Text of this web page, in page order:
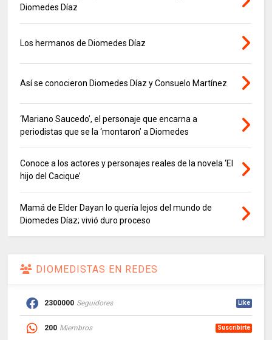
Diomedes Díaz
Los hermanos de Diomedes Díaz
Así se conocieron Diomedes Díaz y Consuelo Martínez
‘Mariano Saucedo’, el personaje que encarna a
periodistas que se la ‘montaron’ a Diomedes
Conoce a los actores y personajes reales de la novela ‘El
hijo del Cacique’
Mamá de Elder Dayan lo quería lejos del mundo de
Diomedes Díaz; vivió duro proceso
DIOMEDISTAS EN REDES
2300000 Seguidores Like
200 Miembros Suscribirte